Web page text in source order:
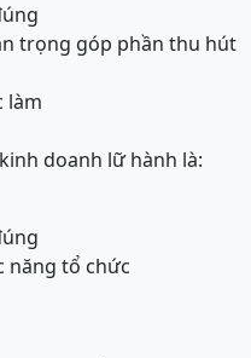
trọng góp phần thu hút
làm
doanh lữ hành là:
năng tổ chức